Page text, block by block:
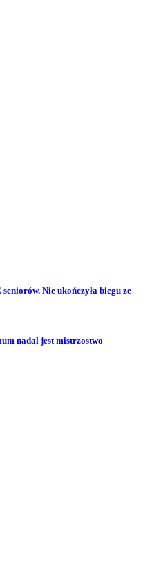
Nie ukończyła biegu ze
nadal jest mistrzostwo